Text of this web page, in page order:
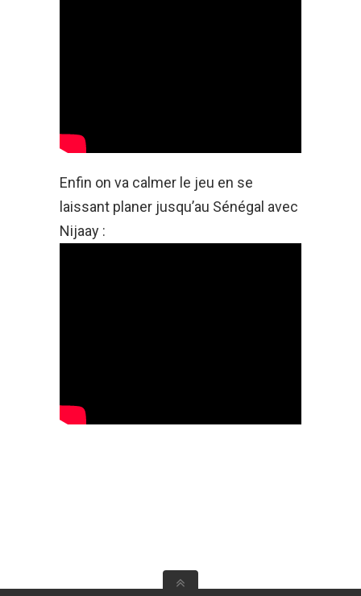
Enfin on va calmer le jeu en se
laissant planer jusqu’au Sénégal avec
Nijaay :